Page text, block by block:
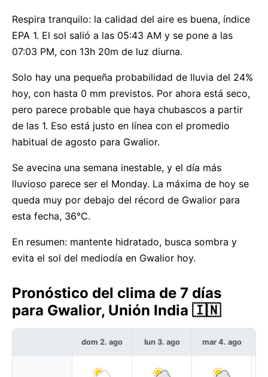
Respira tranquilo: la calidad del aire es buena, índice
EPA 1. El sol salió a las 05:43 AM y se pone a las
07:03 PM, con 13h 20m de luz diurna.
Solo hay una pequeña probabilidad de lluvia del 24%
hoy, con hasta 0 mm previstos. Por ahora está seco,
pero parece probable que haya chubascos a partir
de las 1. Eso está justo en línea con el promedio
habitual de agosto para Gwalior.
Se avecina una semana inestable, y el día más
lluvioso parece ser el Monday. La máxima de hoy se
queda muy por debajo del récord de Gwalior para
esta fecha, 36°C.
En resumen: mantente hidratado, busca sombra y
evita el sol del mediodía en Gwalior hoy.
Pronóstico del clima de 7 días
para Gwalior, Unión India 🇮🇳
dom 2. ago lun 3. ago mar 4. ago